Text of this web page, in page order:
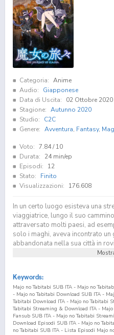
Categoria: Anime
Audio:
Giapponese
Data di Uscita:
02 Ottobre 2020
Stagione: Autunno 2020
Studio:
C2C
Genere: Avventura, Fantasy,
Voto: 7.84/ 10
Durata:
24 min/ep
Episodi:
12
Stato:
Finito
Visualizzazioni:
176.608
In un certo luogo esisteva una
viaggiatrice, lungo il suo
attraversato molti paesi, ad
solo i maghi, aveva incontrato un
abbandonata nella sua città in
Keywords:
Majo no Tabitabi SUB ITA - Majo no
- Majo no Tabitabi Download SUB ITA -
Tabitabi Download ITA - Majo no Tabitabi
Tabitabi Streaming & Download ITA -
Fansub SUB ITA - Majo no Tabitabi
Download Episodi SUB ITA - Majo no
no Tabitabi SUB ITA - Lista Episodi Majo